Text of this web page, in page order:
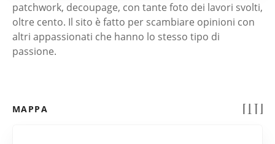
patchwork, decoupage, con tante foto dei lavori svolti,
oltre cento. Il sito è fatto per scambiare opinioni con
altri appassionati che hanno lo stesso tipo di
passione.
MAPPA